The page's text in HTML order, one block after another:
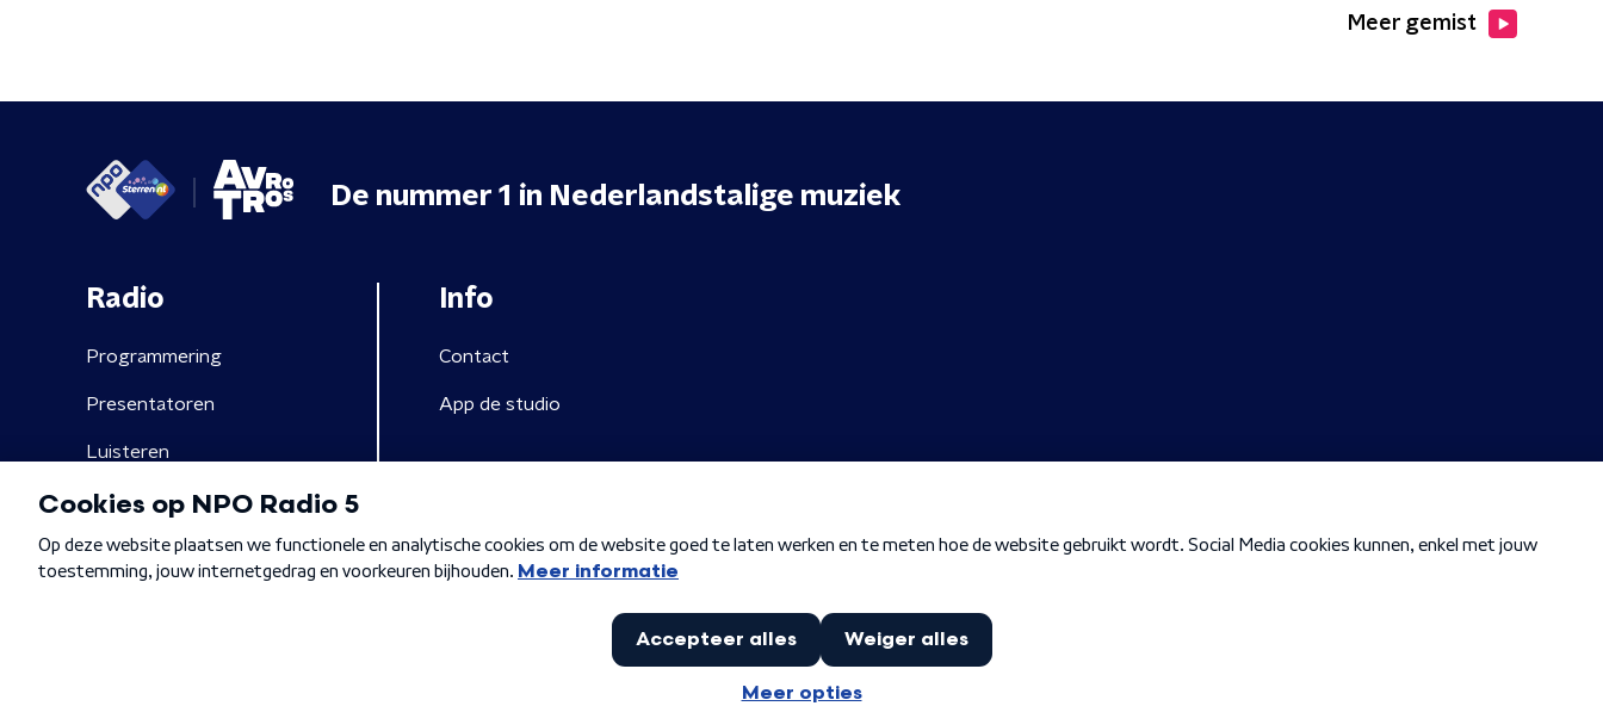
Meer gemist
De nummer 1 in Nederlandstalige muziek
Radio
Programmering
Presentatoren
Luisteren
Info
Contact
App de studio
Algemene voorwaarden Privacybeleid